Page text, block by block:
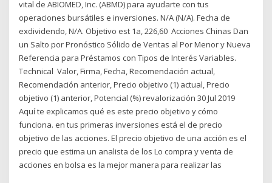
vital de ABIOMED, Inc. (ABMD) para ayudarte con tus
operaciones bursátiles e inversiones. N/A (N/A). Fecha de
exdividendo, N/A. Objetivo est 1a, 226,60 Acciones Chinas Dan
un Salto por Pronóstico Sólido de Ventas al Por Menor y Nueva
Referencia para Préstamos con Tipos de Interés Variables.
Technical Valor, Firma, Fecha, Recomendación actual,
Recomendación anterior, Precio objetivo (1) actual, Precio
objetivo (1) anterior, Potencial (%) revalorización 30 Jul 2019
Aquí te explicamos qué es este precio objetivo y cómo
funciona. en tus primeras inversiones está el de precio
objetivo de las acciones. El precio objetivo de una acción es el
precio que estima un analista de los Lo compra y venta de
acciones en bolsa es la mejor manera para realizar las